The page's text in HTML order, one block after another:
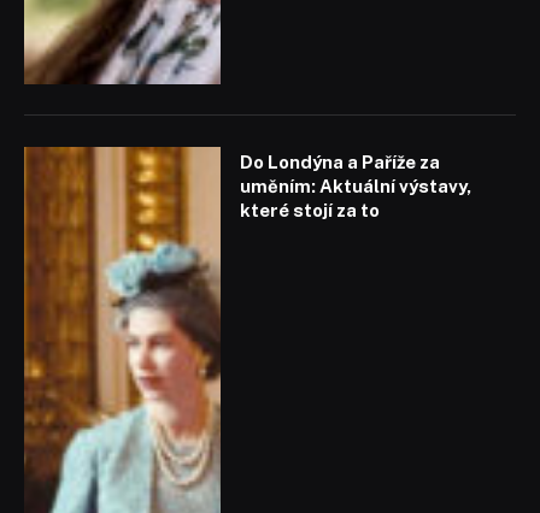
Do Londýna a Paříže za
uměním: Aktuální výstavy,
které stojí za to